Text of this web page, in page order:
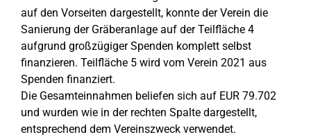
auf den Vorseiten dargestellt, konnte der Verein die
Sanierung der Gräberanlage auf der Teilfläche 4
aufgrund großzügiger Spenden komplett selbst
finanzieren. Teilfläche 5 wird vom Verein 2021 aus
Spenden finanziert.
Die Gesamteinnahmen beliefen sich auf EUR 79.702
und wurden wie in der rechten Spalte dargestellt,
entsprechend dem Vereinszweck verwendet.